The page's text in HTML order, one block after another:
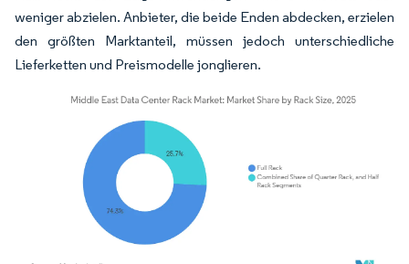
weniger abzielen. Anbieter, die beide Enden abdecken, erzielen
den größten Marktanteil, müssen jedoch unterschiedliche
Lieferketten und Preismodelle jonglieren.